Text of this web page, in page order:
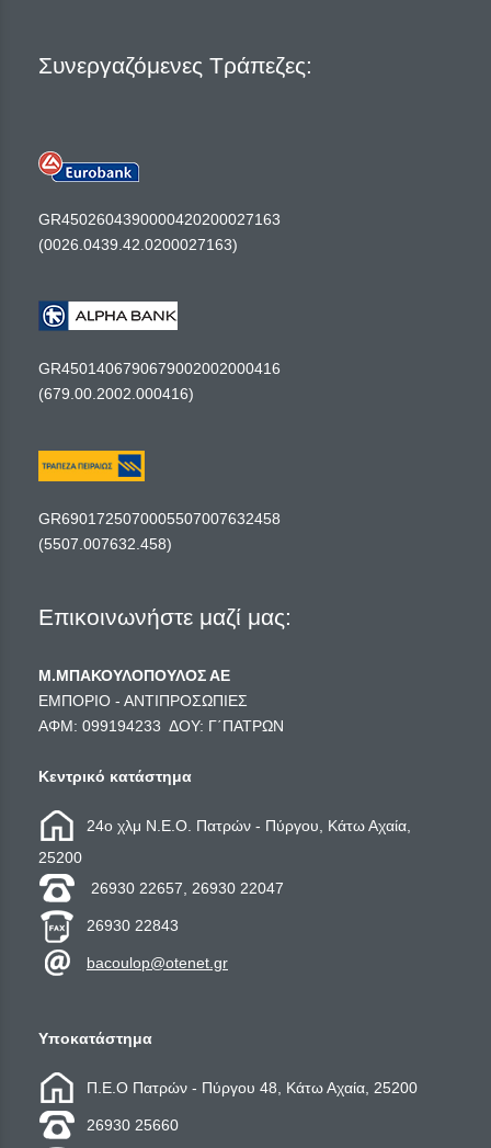
Συνεργαζόμενες Τράπεζες:
GR4502604390000420200027163
(0026.0439.42.0200027163)
GR4501406790679002002000416
(679.00.2002.000416)
GR6901725070005507007632458
(5507.007632.458)
Επικοινωνήστε μαζί μας:
Μ.ΜΠΑΚΟΥΛΟΠΟΥΛΟΣ ΑΕ
ΕΜΠΟΡΙΟ - ΑΝΤΙΠΡΟΣΩΠΙΕΣ
ΑΦΜ: 099194233 ΔΟΥ: Γ΄ΠΑΤΡΩΝ
Κεντρικό κατάστημα
24ο χλμ Ν.Ε.Ο. Πατρών - Πύργου, Κάτω Αχαία,
25200
26930 22657, 26930 22047
26930 22843
bacoulop@otenet.gr
Υποκατάστημα
Π.Ε.Ο Πατρών - Πύργου 48, Κάτω Αχαία, 25200
26930 25660